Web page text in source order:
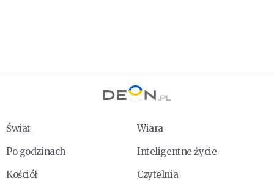
Świat
Wiara
Po godzinach
Inteligentne życie
Kościół
Czytelnia